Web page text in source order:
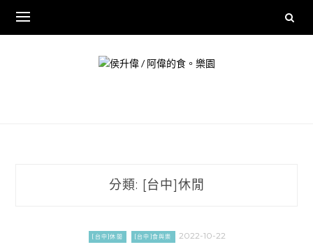
content
分類: [台中]休閒
[台中]休閒 [台中]食與樂 2022-10-22